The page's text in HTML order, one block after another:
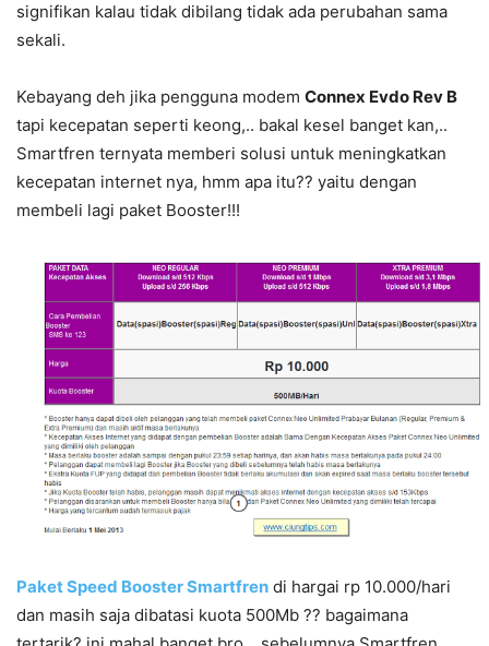
signifikan kalau tidak dibilang tidak ada perubahan sama
sekali.
Kebayang deh jika pengguna modem Connex Evdo Rev B
tapi kecepatan seperti keong,.. bakal kesel banget kan,..
Smartfren ternyata memberi solusi untuk meningkatkan
kecepatan internet nya, hmm apa itu?? yaitu dengan
membeli lagi paket Booster!!!
Paket Speed Booster Smartfren di hargai rp 10.000/hari
dan masih saja dibatasi kuota 500Mb ?? bagaimana